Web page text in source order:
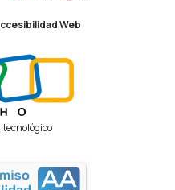
Web
tecnológico